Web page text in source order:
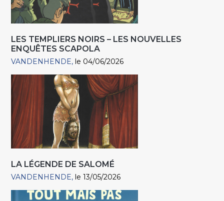
LES TEMPLIERS NOIRS – LES NOUVELLES
ENQUÊTES SCAPOLA
VANDENHENDE le 04/06/2026
LA LÉGENDE DE SALOMÉ
VANDENHENDE le 13/05/2026